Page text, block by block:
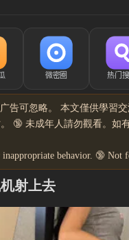
可忽略。 本文僅供學習交
🔞 未成年人請勿觀看。如
behavior. 🔞 Not
射上去